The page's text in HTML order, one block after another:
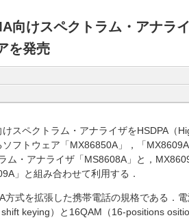
向けスペクトラム・アナラ
を発売
スペクトラム・アナライザをHSDPA（
フトウェア「MX86850A」，「
ム・アナライザ「MS8608A」と，
」と組み合わせて利用する．
式を拡張した携帯電話の規格である．電
keying）と16QAM（16-positions